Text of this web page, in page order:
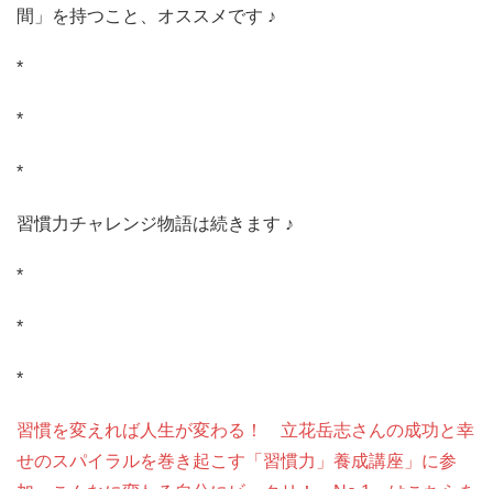
間」を持つこと、オススメです ♪
*
*
*
習慣力チャレンジ物語は続きます ♪
*
*
*
習慣を変えれば人生が変わる！ 立花岳志さんの成功と幸
せのスパイラルを巻き起こす「習慣力」養成講座」に参